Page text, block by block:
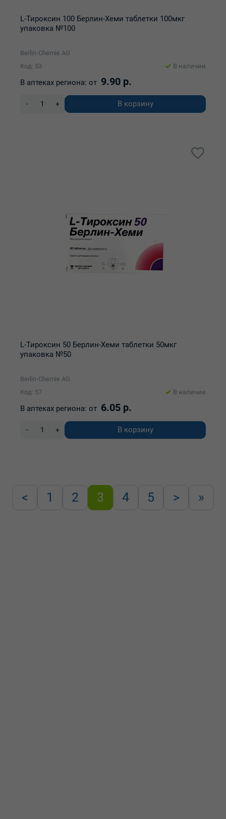
L-Тироксин 100 Берлин-Хеми таблетки 100мкг
упаковка №100
Berlin-Chemie AG
Код: 53
В наличии
В аптеках региона: от 9.90 р.
- + В корзину
L-Тироксин 50 Берлин-Хеми таблетки 50мкг
упаковка №50
Berlin-Chemie AG
Код: 57
В наличии
В аптеках региона: от 6.05 р.
- + В корзину
< 1 2 3 4 5 > »